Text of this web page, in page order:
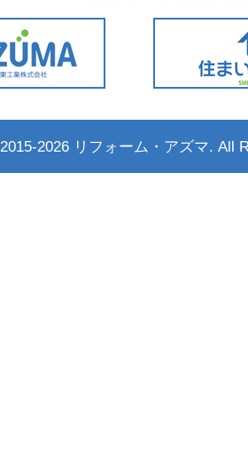
2015-2026 リフォーム・アズマ. All